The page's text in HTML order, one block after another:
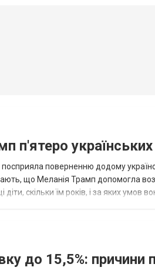
п'ятеро
поверненню додому
що Меланія Трамп допомогла
діти, скільки їм років, і за яких
до 15,5%: причини